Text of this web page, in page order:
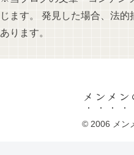
じます。 発見した場合、法
あります。
メンメ
© 2006 メン